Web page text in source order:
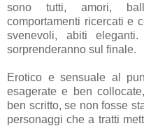
sono tutti,
amori,
comportamenti ricercati e
svenevoli, abiti eleganti.
sorprenderanno sul finale.
Erotico e sensuale al
esagerate e ben
ben scritto, se non fosse
personaggi che a tratti